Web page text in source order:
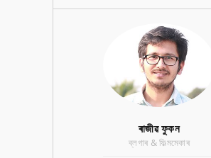
ৰাজীৱ ফুকন
ব্লগাৰ & ফিল্মমেকাৰ